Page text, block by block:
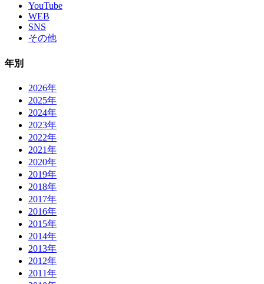
YouTube
WEB
SNS
その他
年別
2026年
2025年
2024年
2023年
2022年
2021年
2020年
2019年
2018年
2017年
2016年
2015年
2014年
2013年
2012年
2011年